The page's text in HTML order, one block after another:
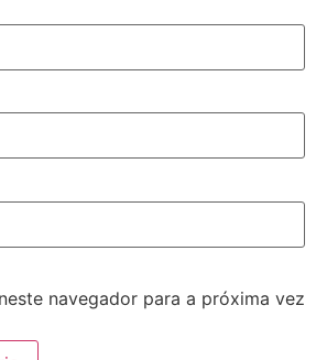
navegador para a próxima vez